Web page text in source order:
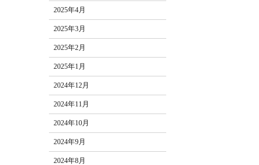
2025年4月
2025年3月
2025年2月
2025年1月
2024年12月
2024年11月
2024年10月
2024年9月
2024年8月